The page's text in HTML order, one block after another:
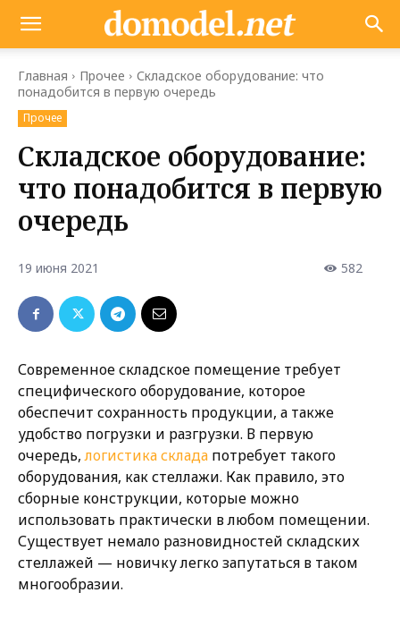
Главная Прочее
Складское оборудование: что
понадобится в первую очередь
Прочее
Складское оборудование:
что понадобится в первую
очередь
19 июня 2021 582
Современное складское помещение требует
специфического оборудование, которое
обеспечит сохранность продукции, а также
удобство погрузки и разгрузки. В первую
очередь,логистика склада потребует такого
оборудования, как стеллажи. Как правило, это
сборные конструкции, которые можно
использовать практически в любом помещении.
Существует немало разновидностей складских
стеллажей — новичку легко запутаться в таком
многообразии.